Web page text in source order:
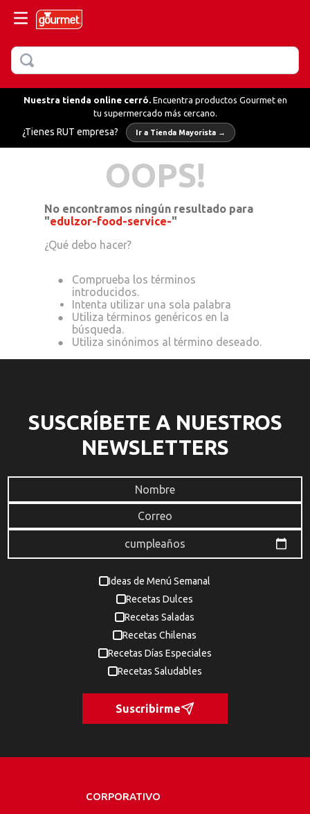
BUSCAR
Nuestra tienda online cerró.Encuentra productos Gourmet en
tu supermercado más cercano.
¿Tienes RUT empresa? Ir a Tienda Mayorista →
OOPS!
No encontramos ningún resultado para
"edulzor-food-service-"
¿Qué debo hacer?
Intenta utilizar una sola palabra
SUSCRÍBETE A NUESTROS
NEWSLETTERS
Ideas de Menú Semanal
Recetas Dulces
Recetas Saladas
Recetas Chilenas
Recetas Días Especiales
Recetas Saludables
Suscribirme
CORPORATIVO
BUSCADOS